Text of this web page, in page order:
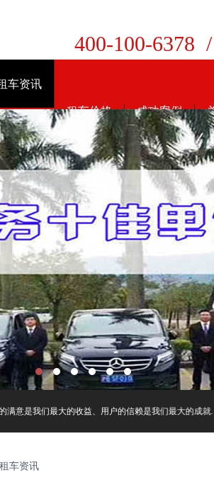
400-100-6378
车资讯
租车价格 成功案例
意是我们最大的收益、用户的信赖是我们最大的成就.
租车资讯